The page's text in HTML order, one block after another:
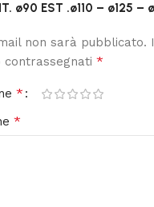
ø90 EST .ø110 – ø125 –
non sarà pubblicato.
*
*
*